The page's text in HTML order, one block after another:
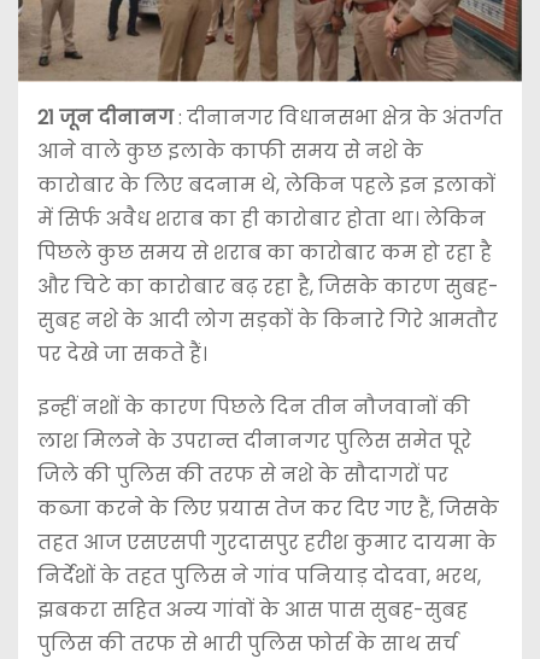
21 जूनदीनानग: दीनानगर विधानसभा क्षेत्र के अंतर्गत
आने वाले कुछ इलाके काफी समय से नशे के
कारोबार के लिए बदनाम थे, लेकिन पहले इन इलाकों
में सिर्फ अवैध शराब का ही कारोबार होता था। लेकिन
पिछले कुछ समय से शराब का कारोबार कम हो रहा है
और चिटे का कारोबार बढ़ रहा है, जिसके कारण सुबह-
सुबह नशे के आदी लोग सड़कों के किनारे गिरे आमतौर
पर देखे जा सकते हैं।
इन्हीं नशों के कारण पिछले दिन तीन नौजवानों की
लाश मिलने के उपरान्त दीनानगर पुलिस समेत पूरे
जिले की पुलिस की तरफ से नशे के सौदागरों पर
कब्जा करने के लिए प्रयास तेज कर दिए गए हैं, जिसके
तहत आज एसएसपी गुरदासपुर हरीश कुमार दायमा के
निर्देशों के तहत पुलिस ने गांव पनियाड़ दोदवा, भरथ,
झबकरा सहित अन्य गांवों के आस पास सुबह-सुबह
पुलिस की तरफ से भारी पुलिस फोर्स के साथ सर्च